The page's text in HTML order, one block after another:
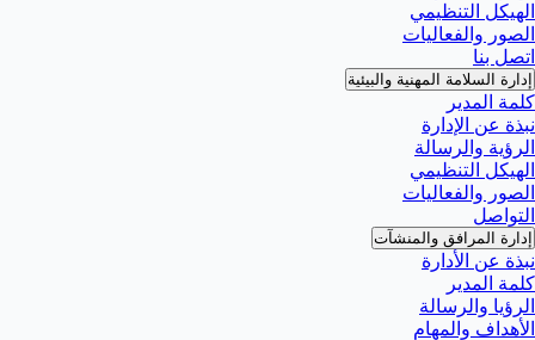
الهيكل التنظيمي
الصور والفعاليات
اتصل بنا
إدارة السلامة المهنية والبيئية
كلمة المدير
نبذة عن الإدارة
الرؤية والرسالة
الهيكل التنظيمي
الصور والفعاليات
التواصل
إدارة المرافق والمنشآت
نبذة عن الأدارة
كلمة المدير
الرؤيا والرسالة
الأهداف والمهام